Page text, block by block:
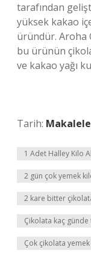
tarafından
yüksek kakao
üründür. Aroha
bu ürünün
ve kakao yağı
Tarih:
1 Adet Halley Kilo
2 gün çok yemek
2 kare bitter
Çikolata kaç
Çok çikolata